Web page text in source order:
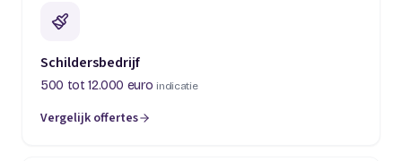
Schildersbedrijf
500 tot 12.000 euro indicatie
Vergelijk offertes
(opent in een nieuw tabblad)